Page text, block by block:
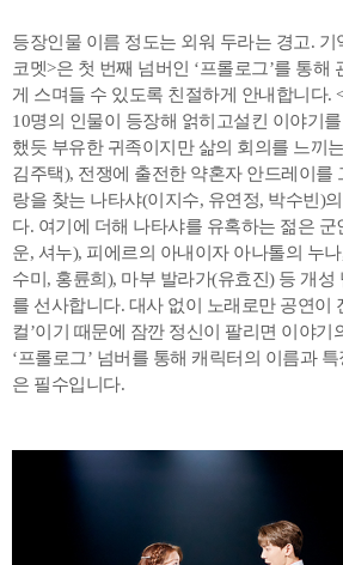
등장인물 이름 정도는 외워 두라는 경고. 기
코멧>은 첫 번째 넘버인 ‘프롤로그’를 통해
게 스며들 수 있도록 친절하게 안내합니다.
10명의 인물이 등장해 얽히고설킨 이야기
했듯 부유한 귀족이지만 삶의 회의를 느끼
김주택), 전쟁에 출전한 약혼자 안드레이를
랑을 찾는 나타샤(이지수, 유연정, 박수빈)
다. 여기에 더해 나타샤를 유혹하는 젊은 군
운, 셔누), 피에르의 아내이자 아나톨의 누
수미, 홍륜희), 마부 발라가(유효진) 등 개성
를 선사합니다. 대사 없이 노래로만 공연이
컬’이기 때문에 잠깐 정신이 팔리면 이야기
‘프롤로그’ 넘버를 통해 캐릭터의 이름과
은 필수입니다.